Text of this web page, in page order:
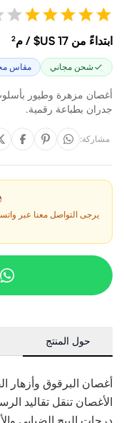
ابتداءً من ‏17 US$ / م²
شحن مجاني مقاس
أغصان مزهرة وطيور
جدران بطباعة رقمية.
مشاركة:
يرجى التواصل معنا عبر
حول المنتج
أغصان البرقوق وأزهار
الأغصان تنقل تقاليد
درجات البيج الضبابي